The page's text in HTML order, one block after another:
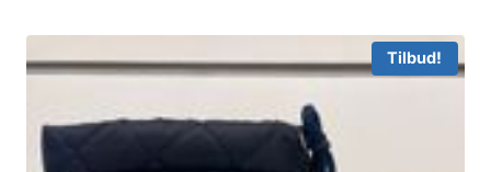
Tilbud!